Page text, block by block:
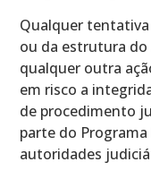
Qualquer
ou da estrutura do
qualquer outra
em risco a
de procedimento
parte do Programa
autoridades